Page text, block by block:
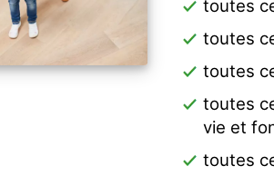
toutes
toutes
toutes
toutes
vie et
toutes